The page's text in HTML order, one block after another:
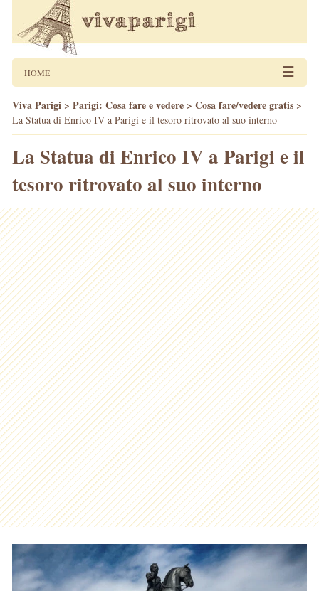
HOME ☰
Viva Parigi > Parigi: Cosa fare e vedere > Cosa fare/vedere gratis >
La Statua di Enrico IV a Parigi e il tesoro ritrovato al suo interno
La Statua di Enrico IV a Parigi e il
tesoro ritrovato al suo interno